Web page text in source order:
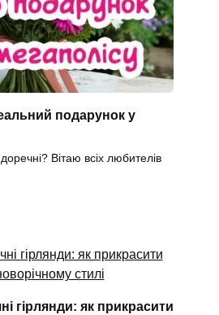
подарунок у
Вітаю всіх любителів
гірлянди: як прикрасити